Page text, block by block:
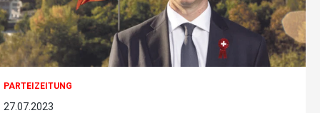
PARTEIZEITUNG
27.07.2023